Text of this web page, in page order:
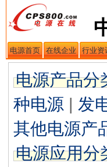
电源首页 在线企业 行业资
电源产品分
种电源 | 发
其他电源产
电源应用分